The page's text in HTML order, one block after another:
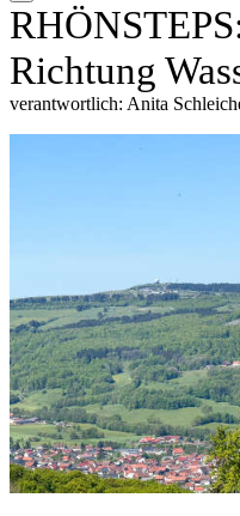
Richtung
verantwortlich: Anita